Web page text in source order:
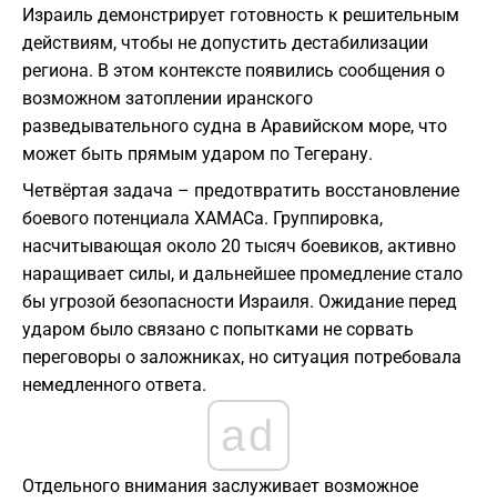
Израиль демонстрирует готовность к решительным
действиям, чтобы не допустить дестабилизации
региона. В этом контексте появились сообщения о
возможном затоплении иранского
разведывательного судна в Аравийском море, что
может быть прямым ударом по Тегерану.
Четвёртая задача – предотвратить восстановление
боевого потенциала ХАМАСа. Группировка,
насчитывающая около 20 тысяч боевиков, активно
наращивает силы, и дальнейшее промедление стало
бы угрозой безопасности Израиля. Ожидание перед
ударом было связано с попытками не сорвать
переговоры о заложниках, но ситуация потребовала
немедленного ответа.
ad
Отдельного внимания заслуживает возможное